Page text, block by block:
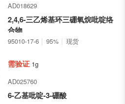
AD018629
2,4,6-三乙烯基环三硼氧烷吡啶络
合物
95010-17-6 95% 现货
需验证 1g
AD025760
6-乙基吡啶-3-硼酸